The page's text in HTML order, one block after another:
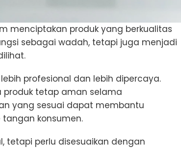
menciptakan produk yang berkualitas
sebagai wadah, tetapi juga menjadi
profesional dan lebih dipercaya.
produk tetap aman selama
yang sesuai dapat membantu
konsumen.
tetapi perlu disesuaikan dengan